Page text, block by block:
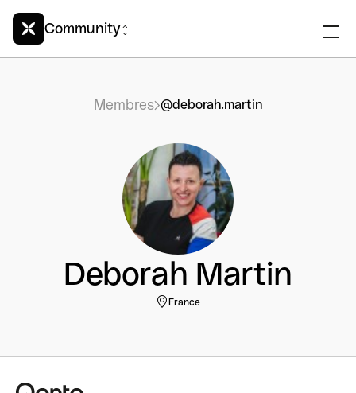
Community
Membres @deborah.martin
Deborah Martin
France